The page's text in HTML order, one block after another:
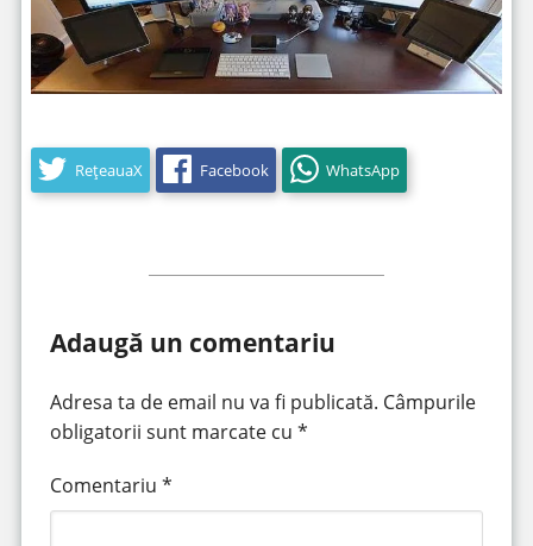
RețeauaX Facebook WhatsApp
Adaugă un comentariu
Adresa ta de email nu va fi publicată. Câmpurile
obligatorii sunt marcate cu *
Comentariu *